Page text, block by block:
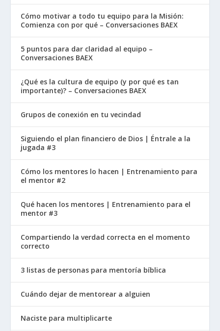
Cómo motivar a todo tu equipo para la Misión:
Comienza con por qué – Conversaciones BAEX
5 puntos para dar claridad al equipo –
Conversaciones BAEX
¿Qué es la cultura de equipo (y por qué es tan
importante)? – Conversaciones BAEX
Grupos de conexión en tu vecindad
Siguiendo el plan financiero de Dios | Éntrale a la
jugada #3
Cómo los mentores lo hacen | Entrenamiento para
el mentor #2
Qué hacen los mentores | Entrenamiento para el
mentor #3
Compartiendo la verdad correcta en el momento
correcto
3 listas de personas para mentoría bíblica
Cuándo dejar de mentorear a alguien
Naciste para multiplicarte